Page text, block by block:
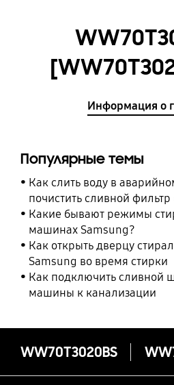
Информация о
Популярные темы
Как слить воду в
почистить сливной
машине Samsung
Какие бывают режимы
машинах Samsung?
Как открыть дверцу
Samsung во время стирки
Как подключить сливной
машины к канализации
WW70T3020BS